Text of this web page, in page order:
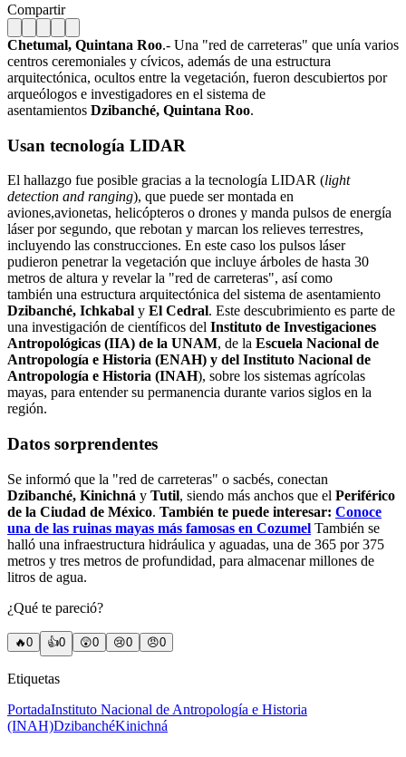
Compartir
Chetumal, Quintana Roo.- Una "red de carreteras" que unía varios
centros ceremoniales y cívicos, además de una estructura
arquitectónica, ocultos entre la vegetación, fueron descubiertos por
arqueólogos e investigadores en el sistema de
asentamientos Dzibanché, Quintana Roo.
Usan tecnología LIDAR
El hallazgo fue posible gracias a la tecnología LIDAR (light
detection and ranging), que puede ser montada en
aviones,avionetas, helicópteros o drones y manda pulsos de energía
láser por segundo, que rebotan y marcan los relieves terrestres,
incluyendo las construcciones. En este caso los pulsos láser
pudieron penetrar la vegetación que incluye árboles de hasta 30
metros de altura y revelar la "red de carreteras", así como
también una estructura arquitectónica del sistema de asentamiento
Dzibanché, Ichkabal y El Cedral. Este descubrimiento es parte de
una investigación de científicos del Instituto de Investigaciones
Antropológicas (IIA) de la UNAM, de la Escuela Nacional de
Antropología e Historia (ENAH) y del Instituto Nacional de
Antropología e Historia (INAH), sobre los sistemas agrícolas
mayas, para entender su permanencia durante varios siglos en la
región.
Datos sorprendentes
Se informó que la "red de carreteras" o sacbés, conectan
Dzibanché, Kinichná y Tutil, siendo más anchos que el Periférico
de la Ciudad de México. También te puede interesar: Conoce
una de las ruinas mayas más famosas en Cozumel También se
halló una infraestructura hidráulica y aguadas, una de 365 por 375
metros y tres metros de profundidad, para almacenar millones de
litros de agua.
¿Qué te pareció?
🔥0 👍0 😲0 😢0 😠0
Etiquetas
PortadaInstituto Nacional de Antropología e Historia
(INAH)DzibanchéKinichná